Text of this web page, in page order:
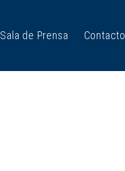
Sala de Prensa Contacto